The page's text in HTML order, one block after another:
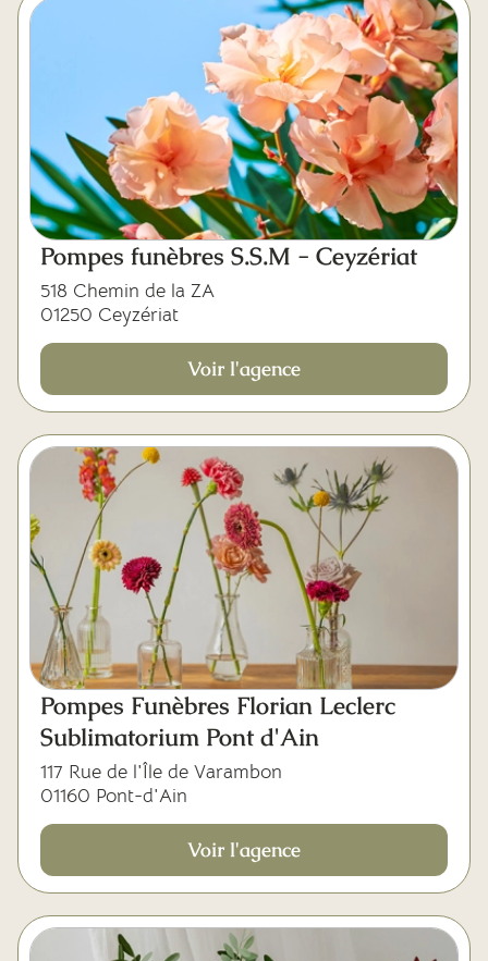
Pompes funèbres S.S.M - Ceyzériat
518 Chemin de la ZA
01250 Ceyzériat
Voir l'agence
Pompes Funèbres Florian Leclerc
Sublimatorium Pont d'Ain
117 Rue de l'Île de Varambon
01160 Pont-d'Ain
Voir l'agence